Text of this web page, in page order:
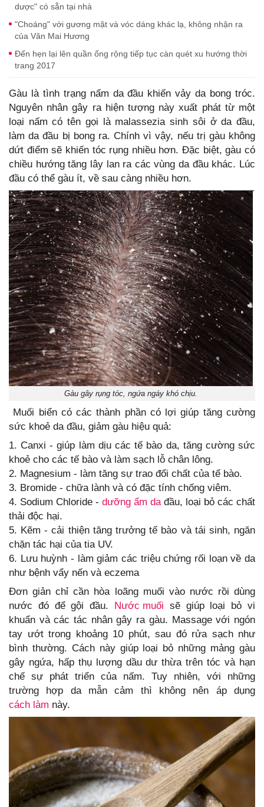
dược" có sẵn tại nhà
"Choáng" với gương mặt và vóc dáng khác lạ, không nhận ra
của Văn Mai Hương
Đến hẹn lại lên quần ống rộng tiếp tục càn quét xu hướng thời
trang 2017
Gàu là tình trạng nấm da đầu khiến vảy da bong tróc.
Nguyên nhân gây ra hiện tượng này xuất phát từ một
loại nấm có tên gọi là malassezia sinh sôi ở da đầu,
làm da đầu bị bong ra. Chính vì vậy, nếu trị gàu không
dứt điểm sẽ khiến tóc rụng nhiều hơn. Đặc biệt, gàu có
chiều hướng tăng lây lan ra các vùng da đầu khác. Lúc
đầu có thể gàu ít, về sau càng nhiều hơn.
Gàu gây rụng tóc, ngứa ngáy khó chịu.
Muối biển có các thành phần có lợi giúp tăng cường
sức khoẻ da đầu, giảm gàu hiệu quả:
1. Canxi - giúp làm dịu các tế bào da, tăng cường sức
khoẻ cho các tế bào và làm sạch lỗ chân lông.
2. Magnesium - làm tăng sự trao đổi chất của tế bào.
3. Bromide - chữa lành và có đặc tính chống viêm.
4. Sodium Chloride - dưỡng ẩm da đầu, loại bỏ các chất
thải độc hại.
5. Kẽm - cải thiện tăng trưởng tế bào và tái sinh, ngăn
chặn tác hại của tia UV.
6. Lưu huỳnh - làm giảm các triệu chứng rối loạn về da
như bệnh vẩy nến và eczema
Đơn giản chỉ cần hòa loãng muối vào nước rồi dùng
nước đó để gội đầu. Nước muối sẽ giúp loại bỏ vi
khuẩn và các tác nhân gây ra gàu. Massage với ngón
tay ướt trong khoảng 10 phút, sau đó rửa sạch như
bình thường. Cách này giúp loại bỏ những mảng gàu
gây ngứa, hấp thụ lượng dầu dư thừa trên tóc và hạn
chế sự phát triển của nấm. Tuy nhiên, với những
trường hợp da mẫn cảm thì không nên áp dụng
cách làm này.